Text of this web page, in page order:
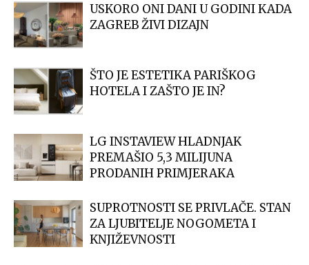
USKORO ONI DANI U GODINI KADA
ZAGREB ŽIVI DIZAJN
ŠTO JE ESTETIKA PARIŠKOG
HOTELA I ZAŠTO JE IN?
LG INSTAVIEW HLADNJAK
PREMAŠIO 5,3 MILIJUNA
PRODANIH PRIMJERAKA
SUPROTNOSTI SE PRIVLAČE. STAN
ZA LJUBITELJE NOGOMETA I
KNJIŽEVNOSTI